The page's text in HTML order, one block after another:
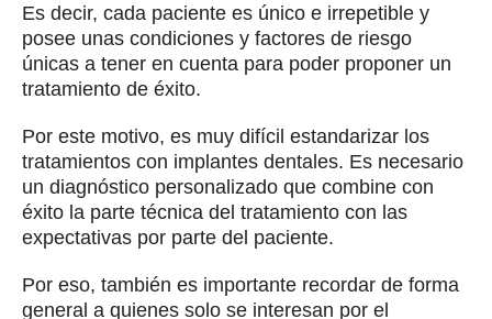
Es decir, cada paciente es único e irrepetible y
posee unas condiciones y factores de riesgo
únicas a tener en cuenta para poder proponer un
tratamiento de éxito.
Por este motivo, es muy difícil estandarizar los
tratamientos con implantes dentales. Es necesario
un diagnóstico personalizado que combine con
éxito la parte técnica del tratamiento con las
expectativas por parte del paciente.
Por eso, también es importante recordar de forma
general a quienes solo se interesan por el